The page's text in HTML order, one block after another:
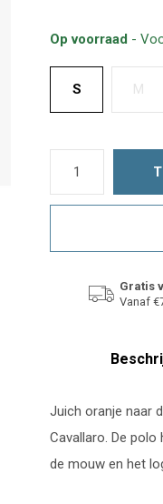
Op voorraad -
S M
Gratis
Vanaf
Juich oranje naar
Cavallaro. De
de mouw en het